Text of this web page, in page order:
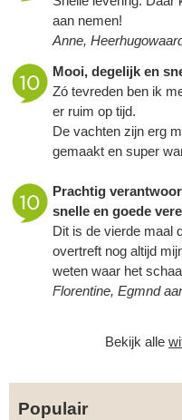
aan nemen!
Anne,
Mooi, degelijk en
Zó tevreden ben ik
er ruim op tijd.
De vachten zijn erg
gemaakt en super
Prachtig
snelle en goede
Dit is de vierde maal
overtreft nog altijd
weten waar het
Florentine, Egmnd
Bekijk alle
Populair